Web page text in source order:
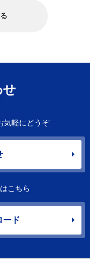
せ
気軽にどうぞ
こちら
ード